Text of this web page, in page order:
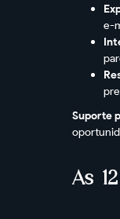
e-
Suporte
As